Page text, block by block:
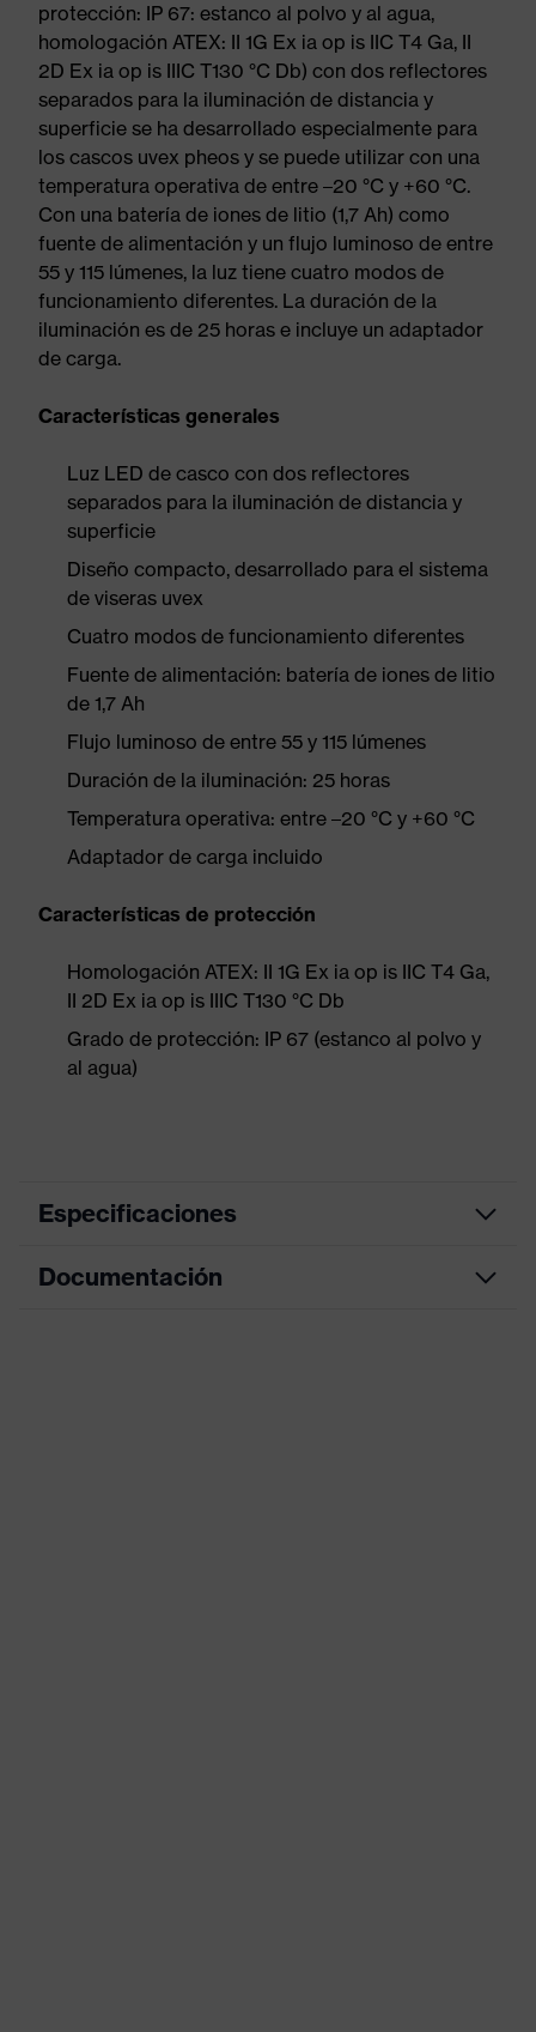
protección: IP 67: estanco al polvo y al agua,
homologación ATEX: II 1G Ex ia op is IIC T4 Ga, II
2D Ex ia op is IIIC T130 °C Db) con dos reflectores
separados para la iluminación de distancia y
superficie se ha desarrollado especialmente para
los cascos uvex pheos y se puede utilizar con una
temperatura operativa de entre –20 °C y +60 °C.
Con una batería de iones de litio (1,7 Ah) como
fuente de alimentación y un flujo luminoso de entre
55 y 115 lúmenes, la luz tiene cuatro modos de
funcionamiento diferentes. La duración de la
iluminación es de 25 horas e incluye un adaptador
de carga.
Características generales
Luz LED de casco con dos reflectores
separados para la iluminación de distancia y
superficie
Diseño compacto, desarrollado para el sistema
de viseras uvex
Cuatro modos de funcionamiento diferentes
Fuente de alimentación: batería de iones de litio
de 1,7 Ah
Flujo luminoso de entre 55 y 115 lúmenes
Duración de la iluminación: 25 horas
Temperatura operativa: entre –20 °C y +60 °C
Adaptador de carga incluido
Características de protección
Homologación ATEX: II 1G Ex ia op is IIC T4 Ga,
II 2D Ex ia op is IIIC T130 °C Db
Grado de protección: IP 67 (estanco al polvo y
al agua)
Especificaciones
Denominación de
Documentación